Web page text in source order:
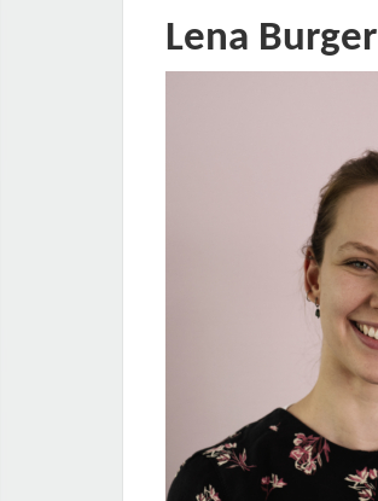
Lena Burger